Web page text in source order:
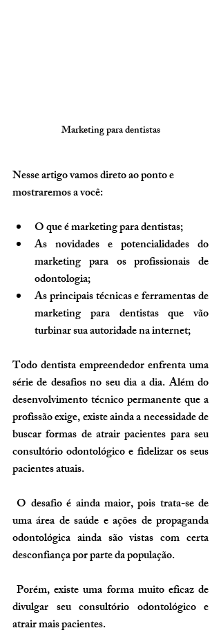
Marketing para dentistas
Nesse artigo vamos direto ao ponto e
mostraremos a você:
O que é marketing para dentistas;
As novidades e potencialidades do
marketing para os profissionais de
odontologia;
As principais técnicas e ferramentas de
marketing para dentistas que vão
turbinar sua autoridade na internet;
Todo dentista empreendedor enfrenta uma
série de desafios no seu dia a dia. Além do
desenvolvimento técnico permanente que a
profissão exige, existe ainda a necessidade de
buscar formas de atrair pacientes para seu
consultório odontológico e fidelizar os seus
pacientes atuais.
O desafio é ainda maior, pois trata-se de
uma área de saúde e ações de propaganda
odontológica ainda são vistas com certa
desconfiança por parte da população.
Porém, existe uma forma muito eficaz de
divulgar seu consultório odontológico e
atrair mais pacientes.